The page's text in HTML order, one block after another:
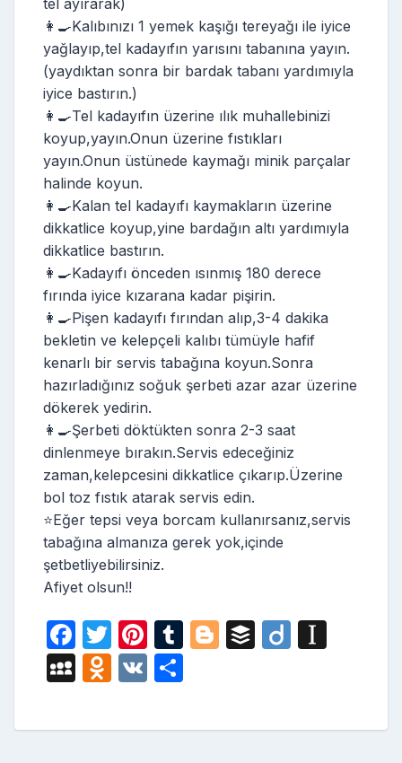
👩‍🍳Kalıbınızı 1 yemek kaşığı tereyağı ile iyice
yağlayıp,tel kadayıfın yarısını tabanına yayın.
(yaydıktan sonra bir bardak tabanı yardımıyla
iyice bastırın.)
👩‍🍳Tel kadayıfın üzerine ılık muhallebinizi
koyup,yayın.Onun üzerine fıstıkları
yayın.Onun üstünede kaymağı minik parçalar
halinde koyun.
👩‍🍳Kalan tel kadayıfı kaymakların üzerine
dikkatlice koyup,yine bardağın altı yardımıyla
dikkatlice bastırın.
👩‍🍳Kadayıfı önceden ısınmış 180 derece
fırında iyice kızarana kadar pişirin.
👩‍🍳Pişen kadayıfı fırından alıp,3-4 dakika
bekletin ve kelepçeli kalıbı tümüyle hafif
kenarlı bir servis tabağına koyun.Sonra
hazırladığınız soğuk şerbeti azar azar üzerine
dökerek yedirin.
👩‍🍳Şerbeti döktükten sonra 2-3 saat
dinlenmeye bırakın.Servis edeceğiniz
zaman,kelepcesini dikkatlice çıkarıp.Üzerine
bol toz fıstık atarak servis edin.
⭐️Eğer tepsi veya borcam kullanırsanız,servis
tabağına almanıza gerek yok,içinde
şetbetliyebilirsiniz.
Afiyet olsun!!
F
a
c
e
T
w
itt
er
Pi
nt
er
e
T
bl
Bl
g
B
r
Di
p
M
S
O
n
V
ar